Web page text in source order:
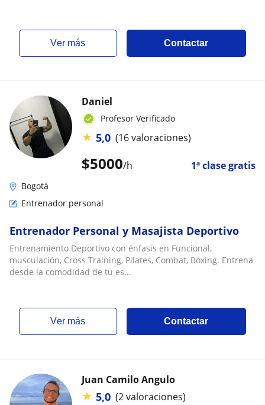
ver más Contactar
$5000/h 1ª clase gratis
Daniel
Profesor Verificado
★ 5,0 (16 valoraciones)
Bogotá
Entrenador personal
Entrenador Personal y Masajista Deportivo
Entrenamiento Deportivo con énfasis en Funcional,
musculación, Cross Training, Pilates, Combat, Boxing. Entrena
desde la comodidad de tu es...
ver más Contactar
Juan Camilo Angulo
★ 5,0 (2 valoraciones)